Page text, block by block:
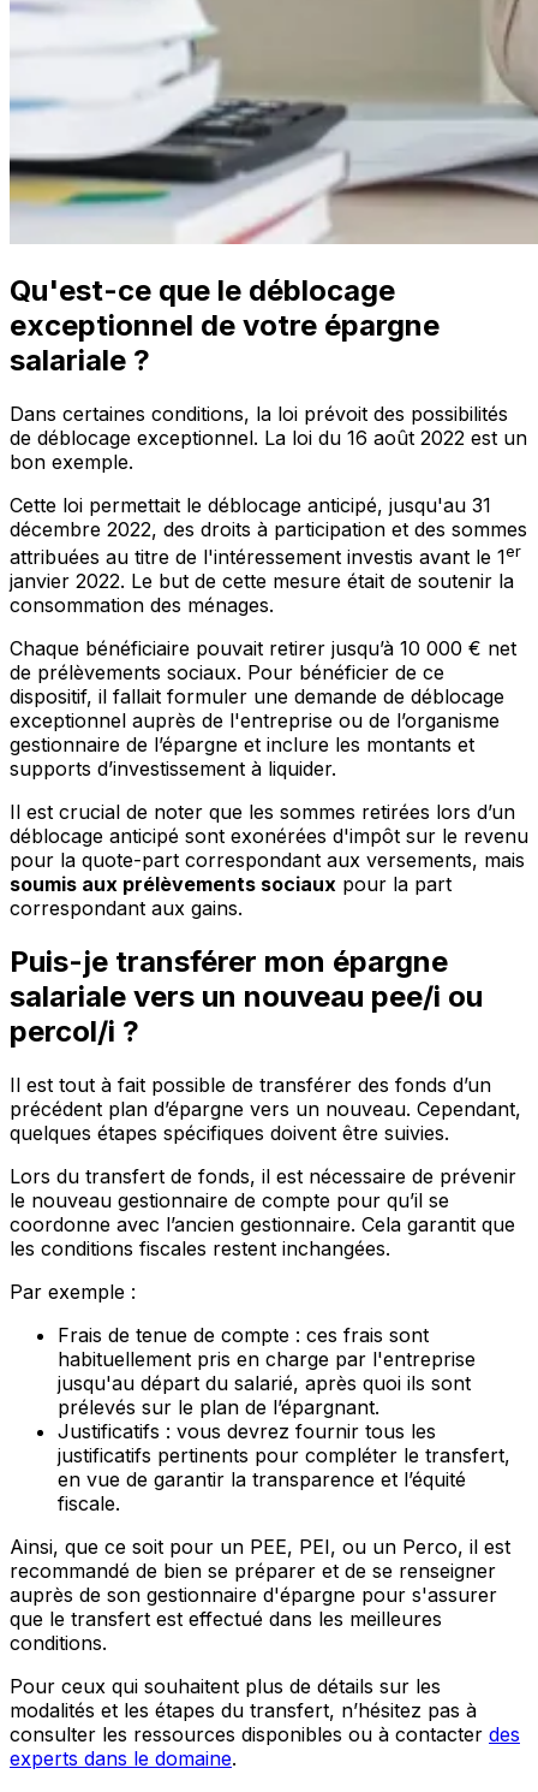
Qu'est-ce que le déblocage
exceptionnel de votre épargne
salariale ?
Dans certaines conditions, la loi prévoit des possibilités
de déblocage exceptionnel. La loi du 16 août 2022 est un
bon exemple.
Cette loi permettait le déblocage anticipé, jusqu'au 31
décembre 2022, des droits à participation et des sommes
attribuées au titre de l'intéressement investis avant le 1er
janvier 2022. Le but de cette mesure était de soutenir la
consommation des ménages.
Chaque bénéficiaire pouvait retirer jusqu’à 10 000 € net
de prélèvements sociaux. Pour bénéficier de ce
dispositif, il fallait formuler une demande de déblocage
exceptionnel auprès de l'entreprise ou de l’organisme
gestionnaire de l’épargne et inclure les montants et
supports d’investissement à liquider.
Il est crucial de noter que les sommes retirées lors d’un
déblocage anticipé sont exonérées d'impôt sur le revenu
pour la quote-part correspondant aux versements, mais
soumis aux prélèvements sociaux pour la part
correspondant aux gains.
Puis-je transférer mon épargne
salariale vers un nouveau pee/i ou
percol/i ?
Il est tout à fait possible de transférer des fonds d’un
précédent plan d’épargne vers un nouveau. Cependant,
quelques étapes spécifiques doivent être suivies.
Lors du transfert de fonds, il est nécessaire de prévenir
le nouveau gestionnaire de compte pour qu’il se
coordonne avec l’ancien gestionnaire. Cela garantit que
les conditions fiscales restent inchangées.
Par exemple :
Frais de tenue de compte : ces frais sont
habituellement pris en charge par l'entreprise
jusqu'au départ du salarié, après quoi ils sont
prélevés sur le plan de l’épargnant.
Justificatifs : vous devrez fournir tous les
justificatifs pertinents pour compléter le transfert,
en vue de garantir la transparence et l’équité
fiscale.
Ainsi, que ce soit pour un PEE, PEI, ou un Perco, il est
recommandé de bien se préparer et de se renseigner
auprès de son gestionnaire d'épargne pour s'assurer
que le transfert est effectué dans les meilleures
conditions.
Pour ceux qui souhaitent plus de détails sur les
modalités et les étapes du transfert, n’hésitez pas à
consulter les ressources disponibles ou à contacter des
experts dans le domaine.